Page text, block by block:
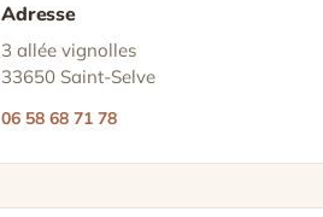
Adresse
3 allée vignolles
33650 Saint-Selve
06 58 68 71 78